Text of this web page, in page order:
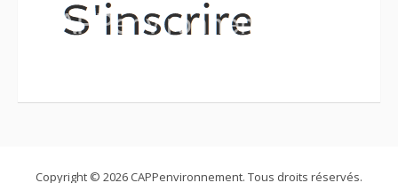
Copyright © 2026 CAPPenvironnement. Tous droits réservés.